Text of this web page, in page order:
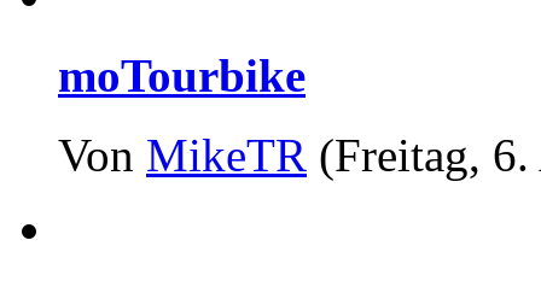
moTourbike
Von MikeTR (Freitag,